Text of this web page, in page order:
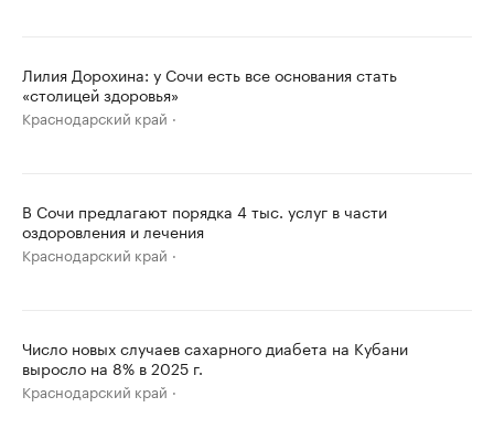
Лилия Дорохина: у Сочи есть все основания стать
«столицей здоровья»
Краснодарский край
В Сочи предлагают порядка 4 тыс. услуг в части
оздоровления и лечения
Краснодарский край
Число новых случаев сахарного диабета на Кубани
выросло на 8% в 2025 г.
Краснодарский край